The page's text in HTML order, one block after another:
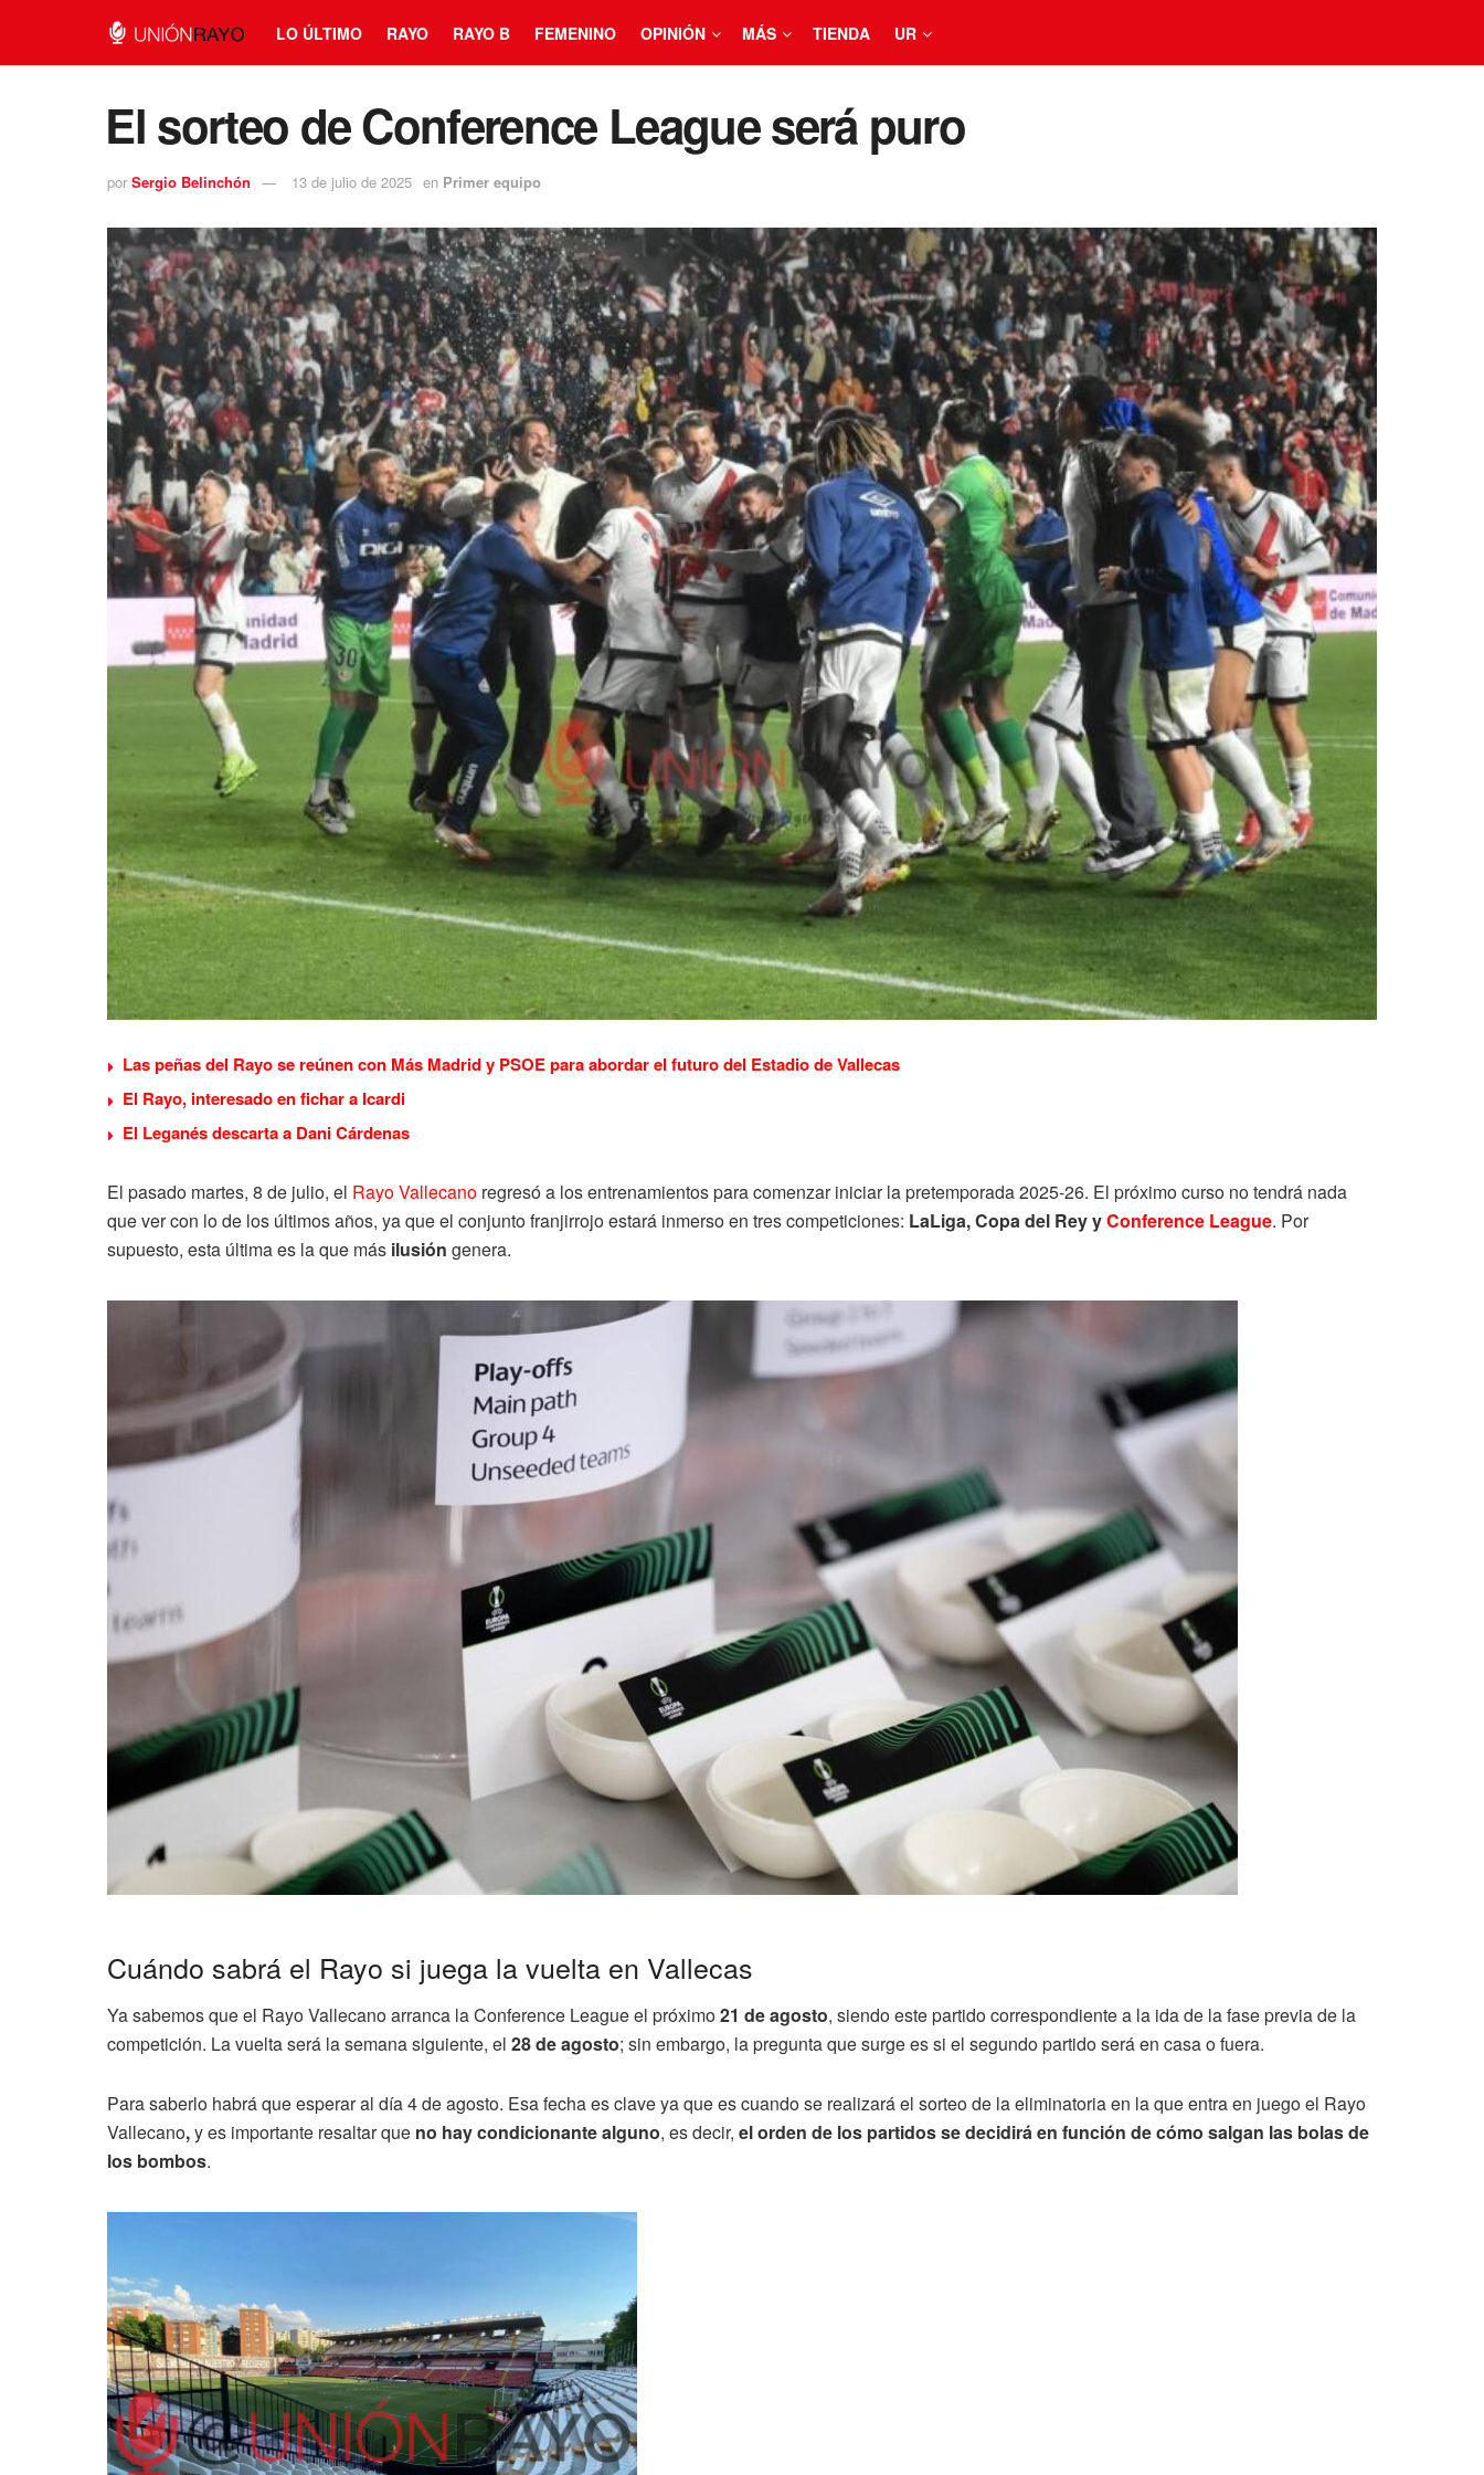
LO ÚLTIMO RAYO RAYO B FEMENINO OPINIÓN MÁS TIENDA UR
⁠El sorteo de Conference League será puro
por Sergio Belinchón 13 de julio de 2025 en Primer equipo
Las peñas del Rayo se reúnen con Más Madrid y PSOE para abordar el futuro del Estadio de Vallecas
El Rayo, interesado en fichar a Icardi
El Leganés descarta a Dani Cárdenas
El pasado martes, 8 de julio, el Rayo Vallecano regresó a los entrenamientos para comenzar iniciar la pretemporada 2025-26. El próximo curso no tendrá nada
que ver con lo de los últimos años, ya que el conjunto franjirrojo estará inmerso en tres competiciones: LaLiga, Copa del Rey yConference League. Por
supuesto, esta última es la que más ilusión genera.
Cuándo sabrá el Rayo si juega la vuelta en Vallecas
Ya sabemos que el Rayo Vallecano arranca la Conference League el próximo21 de agosto, siendo este partido correspondiente a la ida de la fase previa de la
competición. La vuelta será la semana siguiente, el 28 de agosto; sin embargo, la pregunta que surge es si el segundo partido será en casa o fuera.
Para saberlo habrá que esperar al día 4 de agosto. Esa fecha es clave ya que es cuando se realizará el sorteo de la eliminatoria en la que entra en juego el Rayo
Vallecano,y es importante resaltar que no hay condicionante alguno, es decir, el orden de los partidos se decidirá en función de cómo salgan las bolas de
los bombos.